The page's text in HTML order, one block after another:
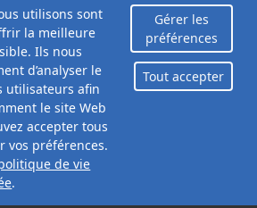
nos spécialiste
congé de maternité au
Correia
jour le août 7, 2026
pour congé de maternité est parfait
utilisons sont
la meilleure
Ils nous
d’analyser le
utilisateurs afin
le site Web
accepter tous
vos préférences.
de vie
.
Gérer les
préférences
Tout accepter